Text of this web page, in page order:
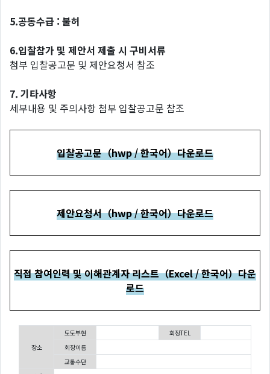
5.공동수급 : 불허
6.입찰참가 및 제안서 제출 시 구비서류
첨부 입찰공고문 및 제안요청서 참조
7. 기타사항
세부내용 및 주의사항 첨부 입찰공고문 참조
입찰공고문（hwp / 한국어）다운로드
제안요청서（hwp / 한국어）다운로드
직접 참여인력 및 이해관계자 리스트（Excel / 한국어）다운
로드
장소
도도부현
회장TEL
회장이름
교통수단